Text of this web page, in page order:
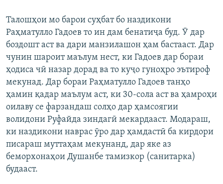
Талошҳои мо барои суҳбат бо наздикони
Раҳматулло Гадоев то ин дам бенатиҷа буд. Ӯ дар
боздошт аст ва дари манзилашон ҳам бастааст. Дар
чунин шароит маълум нест, ки Гадоев дар бораи
ҳодиса чӣ назар дорад ва то куҷо гуноҳро эътироф
мекунад. Дар бораи Раҳматулло Гадоев танҳо
ҳамин қадар маълум аст, ки 30-сола аст ва ҳамроҳи
оилаву се фарзандаш солҳо дар ҳамсоягии
волидони Руфайда зиндагӣ мекардааст. Модараш,
ки наздикони наврас ӯро дар ҳамдастӣ ба кирдори
писараш муттаҳам мекунанд, дар яке аз
беморхонаҳои Душанбе тамизкор (санитарка)
будааст.